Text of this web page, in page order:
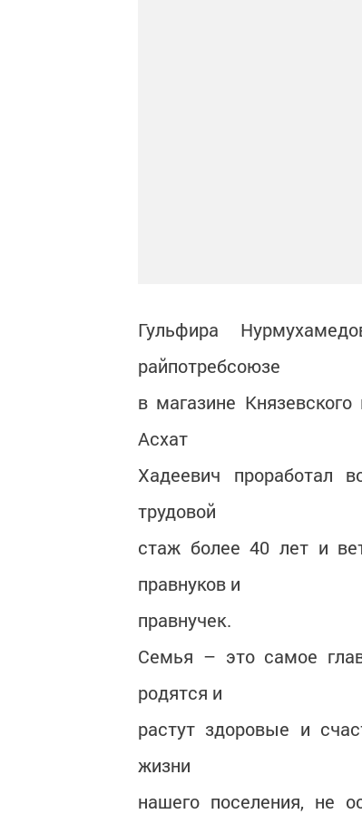
Гульфира
райпотребсоюзе
в магазине
Асхат
Хадеевич проработал
трудовой
стаж более 40 лет и
правнуков и
правнучек.
Семья – это самое
родятся и
растут здоровые и
жизни
нашего поселения, не